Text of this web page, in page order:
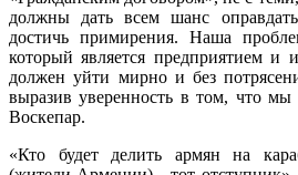
должны дать всем шанс
достичь примирения. Наша
который является предприятием
должен уйти мирно и без
выразив уверенность в том, что мы
Воскепар.
«Кто будет делить армян на